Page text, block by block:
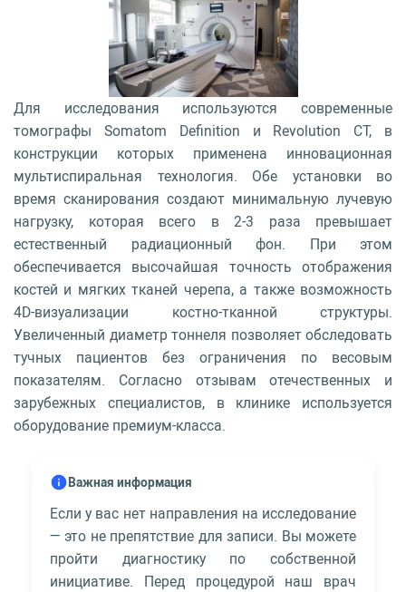
Для исследования используются современные
томографы Somatom Definition и Revolution CT, в
конструкции которых применена инновационная
мультиспиральная технология. Обе установки во
время сканирования создают минимальную лучевую
нагрузку, которая всего в 2-3 раза превышает
естественный радиационный фон. При этом
обеспечивается высочайшая точность отображения
костей и мягких тканей черепа, а также возможность
4D-визуализации костно-тканной структуры.
Увеличенный диаметр тоннеля позволяет обследовать
тучных пациентов без ограничения по весовым
показателям. Согласно отзывам отечественных и
зарубежных специалистов, в клинике используется
оборудование премиум-класса.
Важная информация
Если у вас нет направления на исследование
— это не препятствие для записи. Вы можете
пройти диагностику по собственной
инициативе. Перед процедурой наш врач